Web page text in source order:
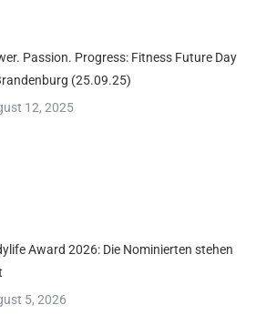
Passion. Progress: Fitness Future Day
(25.09.25)
12, 2025
Award 2026: Die Nominierten stehen
5, 2026